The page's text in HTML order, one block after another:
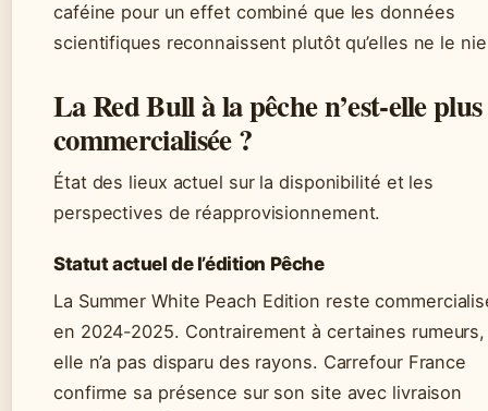
caféine pour un effet combiné que les données
scientifiques reconnaissent plutôt qu’elles ne le
La Red Bull à la pêche n’est-elle plus
commercialisée ?
État des lieux actuel sur la disponibilité et les
perspectives de réapprovisionnement.
Statut actuel de l’édition Pêche
La Summer White Peach Edition reste
en 2024-2025. Contrairement à certaines rumeurs,
elle n’a pas disparu des rayons. Carrefour France
confirme sa présence sur son site avec livraison